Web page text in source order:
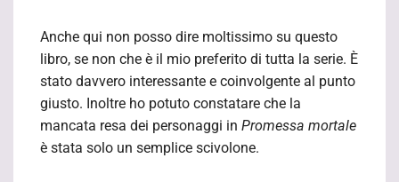
Anche qui non posso dire moltissimo su questo
libro, se non che è il mio preferito di tutta la serie. È
stato davvero interessante e coinvolgente al punto
giusto. Inoltre ho potuto constatare che la
mancata resa dei personaggi in Promessa mortale
è stata solo un semplice scivolone.